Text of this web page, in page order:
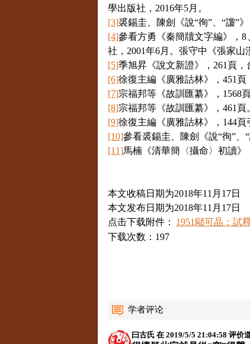
學出版社， 2016年5月。
[3]裘錫圭、陳劍《說“徇”、“讂”
[4]參看方勇《秦簡牘文字編》，8
社， 2001年6月。張守中《張家山
[5]季旭昇《說文新證》， 261 頁，
[6]徐復主編《廣雅詁林》， 451 頁
[7]宗福邦等《故訓匯纂》， 1568
[8]宗福邦等《故訓匯纂》， 461 頁
[9]徐復主編《廣雅詁林》， 144頁
[10]參看裘錫圭、陳劍《說“徇”
[11]馬楠《清華簡〈攝命〉初讀》
本文收稿日期为2018年11月17日
本文发布日期为2018年11月17日
点击下载附件：
1951鄔可晶：試
下载次数：197
学者评论
曰古氏 在 2019/5/5 21:04:58 评价